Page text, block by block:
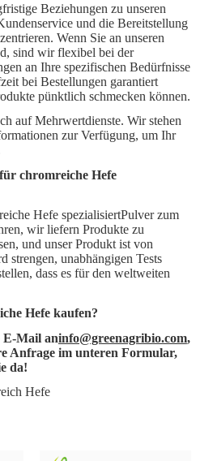
Beziehungen zu unseren
und die Bereitstellung
Wenn Sie an unseren
sind wir flexibel bei der
an Ihre spezifischen Bedürfnisse
bei Bestellungen garantiert
pünktlich schmecken können.
auf Mehrwertdienste. Wir stehen
zur Verfügung, um Ihr
chromreiche Hefe
Hefe spezialisiertPulver zum
wir liefern Produkte zu
und unser Produkt ist von
strengen, unabhängigen Tests
dass es für den weltweiten
Hefe kaufen?
E-Mail aninfo@greenagribio.com,
Anfrage im unteren Formular,
da!
Hefe